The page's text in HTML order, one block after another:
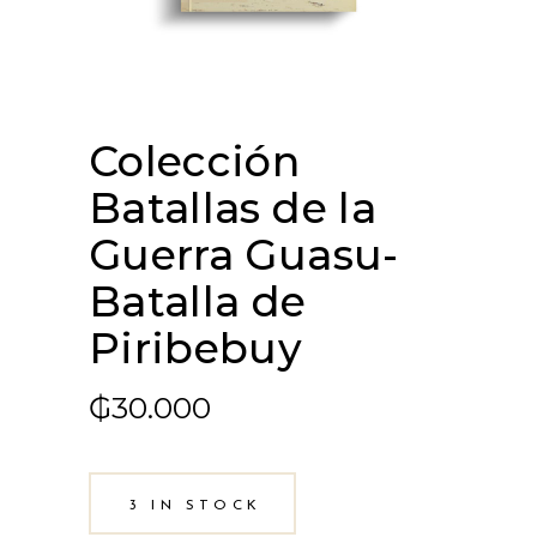
Colección
Batallas de la
Guerra Guasu-
Batalla de
Piribebuy
₲30.000
3 IN STOCK